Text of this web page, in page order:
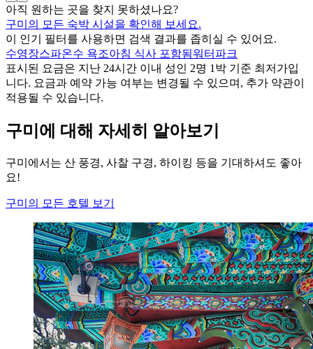
아직 원하는 곳을 찾지 못하셨나요?
구미의 모든 숙박 시설을 확인해 보세요.
이 인기 필터를 사용하면 검색 결과를 좁히실 수 있어요.
수영장스파온수 욕조아침 식사 포함됨워터파크
표시된 요금은 지난 24시간 이내 성인 2명 1박 기준 최저가입
니다. 요금과 예약 가능 여부는 변경될 수 있으며, 추가 약관이
적용될 수 있습니다.
구미에 대해 자세히 알아보기
구미에서는 산 풍경, 사찰 구경, 하이킹 등을 기대하셔도 좋아
요!
구미의 모든 호텔 보기